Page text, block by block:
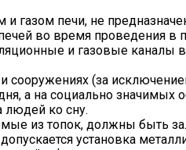
и газом печи, не
во время проведения
и газовые каналы
и сооружениях (за
а на социально
людей ко сну.
из топок, должны быть
установка